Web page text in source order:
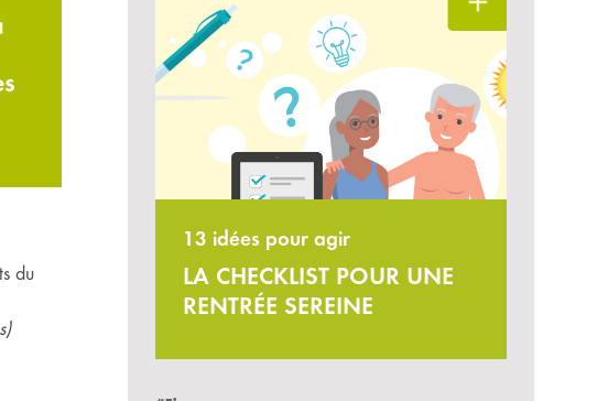
du
13 idées pour agir
LA CHECKLIST POUR UNE
RENTRÉE SEREINE